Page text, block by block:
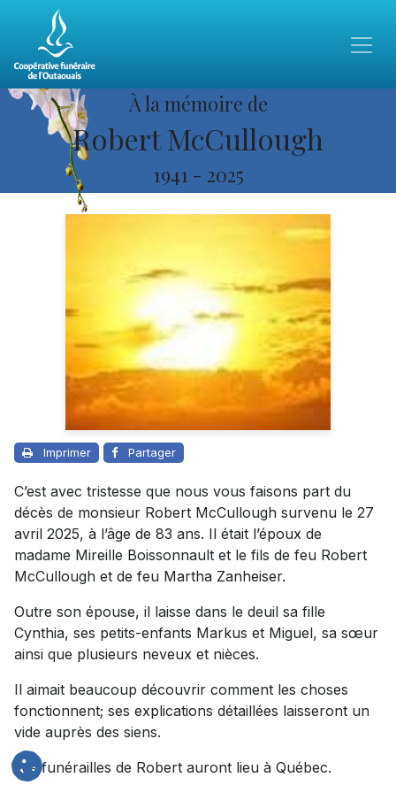
À la mémoire de
Robert McCullough
1941 - 2025
Imprimer Partager
C’est avec tristesse que nous vous faisons part du
décès de monsieur Robert McCullough survenu le 27
avril 2025, à l’âge de 83 ans. Il était l’époux de
madame Mireille Boissonnault et le fils de feu Robert
McCullough et de feu Martha Zanheiser.
Outre son épouse, il laisse dans le deuil sa fille
Cynthia, ses petits-enfants Markus et Miguel, sa sœur
ainsi que plusieurs neveux et nièces.
Il aimait beaucoup découvrir comment les choses
fonctionnent; ses explications détaillées laisseront un
vide auprès des siens.
Les funérailles de Robert auront lieu à Québec.